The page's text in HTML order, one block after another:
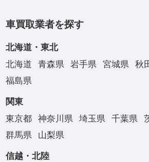
車買取業者を探す
北海道・東北
北海道
青森県 岩手県 宮城県 秋
福島県
関東
東京都
神奈川県 埼玉県 千葉県
群馬県
山梨県
信越・北陸